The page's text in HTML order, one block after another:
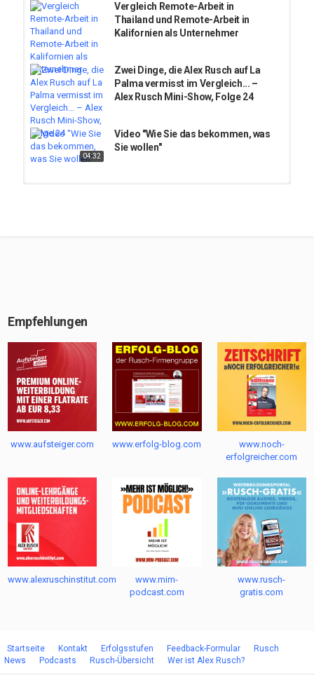
Vergleich Remote-Arbeit in
Thailand und Remote-Arbeit in
Kalifornien als Unternehmer
Zwei Dinge, die Alex Rusch auf La
Palma vermisst im Vergleich... –
Alex Rusch Mini-Show, Folge 24
04:32
Video "Wie Sie das bekommen, was
Sie wollen"
06:52
24 Bausteine Info-Video
»Das Lebensspiel« Info-Video
Video Nr. 2 zu »Rusch-Map«
Video zur »Rusch-Map«
Der ungewöhnliche Weg zur
Gesundheitsorientierung von Alex
Empfehlungen
www.aufsteiger.com www.erfolg-blog.com
www.noch-
erfolgreicher.com
www.alexruschinstitut.com
www.mim-
podcast.com
www.rusch-
gratis.com
Startseite Kontakt Erfolgsstufen Feedback-Formular
Rusch
News
Podcasts Rusch-Übersicht Wer ist Alex Rusch?